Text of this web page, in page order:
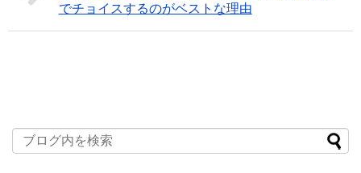
でチョイスするのがベストな理由